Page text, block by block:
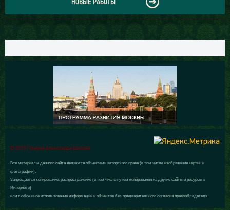
© 2015 Галерея Александра Шилова
Все материалы данного сайта являются объектами авторского права (в том числе изображения картин и
фотографии).
Запрещается копирование, распространение (в том числе путем копирования на другие сайты и ресурсы в
Интернете)
или любое иное использование информации и объектов без предварительного согласия правообладателя.